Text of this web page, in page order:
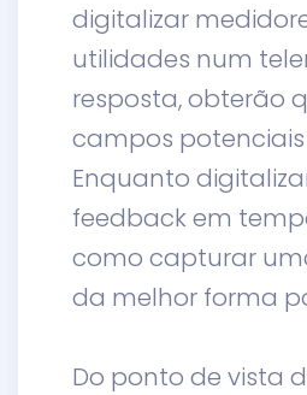
digitalizar
utilidades num
resposta, obterão
campos potenciais
Enquanto
feedback em
como capturar
da melhor forma
Do ponto de vista